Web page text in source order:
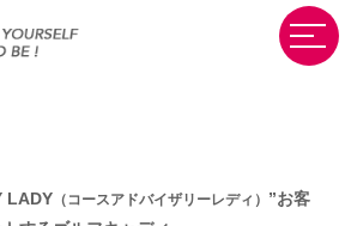
LADY （コースアドバイザリーレディ） ”お客